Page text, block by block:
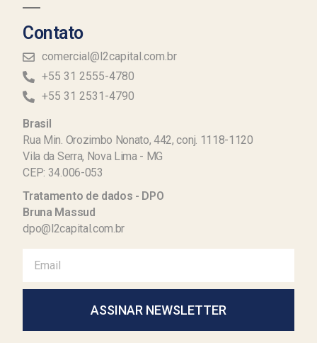
Contato
comercial@l2capital.com.br
+55 31 2555-4780
+55 31 2531-4790
Brasil
Rua Min. Orozimbo Nonato, 442, conj. 1118-1120
Vila da Serra, Nova Lima - MG
CEP: 34.006-053
Tratamento de dados - DPO
Bruna Massud
dpo@l2capital.com.br
ASSINAR NEWSLETTER